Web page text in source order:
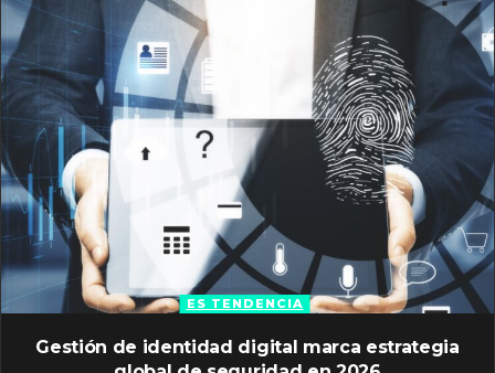
ES TENDENCIA
Gestión de identidad digital marca estrategia